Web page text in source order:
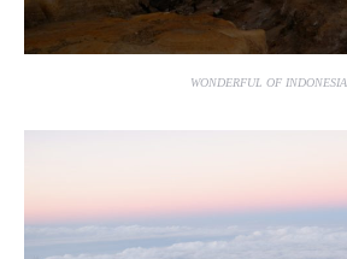
WONDERFUL OF